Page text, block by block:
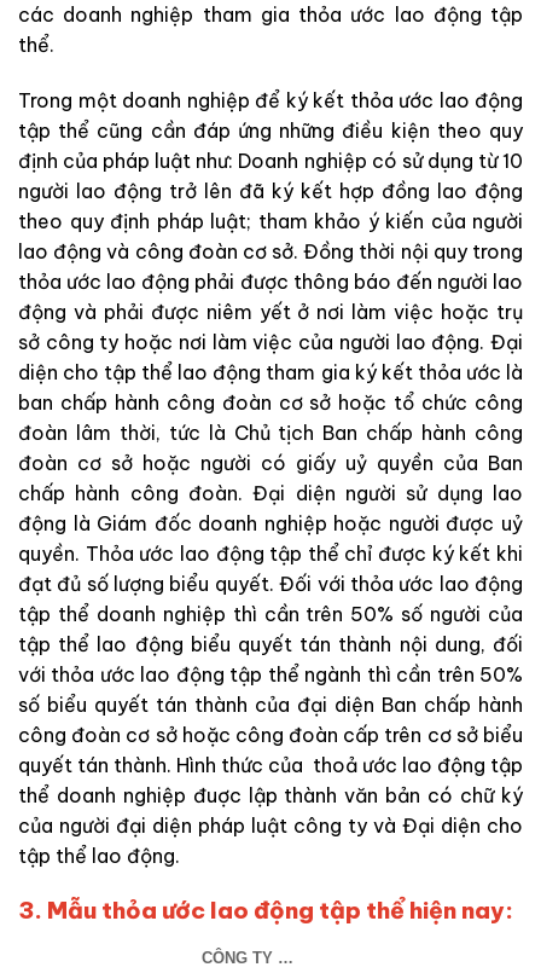
các doanh nghiệp tham gia thỏa ước lao động tập
thể.
Trong một doanh nghiệp để ký kết thỏa ước lao động
tập thể cũng cần đáp ứng những điều kiện theo quy
định của pháp luật như: Doanh nghiệp có sử dụng từ 10
người lao động trở lên đã ký kết hợp đồng lao động
theo quy định pháp luật; tham khảo ý kiến của người
lao động và công đoàn cơ sở. Đồng thời nội quy trong
thỏa ước lao động phải được thông báo đến người lao
động và phải được niêm yết ở nơi làm việc hoặc trụ
sở công ty hoặc nơi làm việc của người lao động. Đại
diện cho tập thể lao động tham gia ký kết thỏa ước là
ban chấp hành công đoàn cơ sở hoặc tổ chức công
đoàn lâm thời, tức là Chủ tịch Ban chấp hành công
đoàn cơ sở hoặc người có giấy uỷ quyền của Ban
chấp hành công đoàn. Đại diện người sử dụng lao
động là Giám đốc doanh nghiệp hoặc người được uỷ
quyền. Thỏa ước lao động tập thể chỉ được ký kết khi
đạt đủ số lượng biểu quyết. Đối với thỏa ước lao động
tập thể doanh nghiệp thì cần trên 50% số người của
tập thể lao động biểu quyết tán thành nội dung, đối
với thỏa ước lao động tập thể ngành thì cần trên 50%
số biểu quyết tán thành của đại diện Ban chấp hành
công đoàn cơ sở hoặc công đoàn cấp trên cơ sở biểu
quyết tán thành. Hình thức của thoả ước lao động tập
thể doanh nghiệp đuợc lập thành văn bản có chữ ký
của người đại diện pháp luật công ty và Đại diện cho
tập thể lao động.
3. Mẫu thỏa ước lao động tập thể hiện nay:
CÔNG TY …